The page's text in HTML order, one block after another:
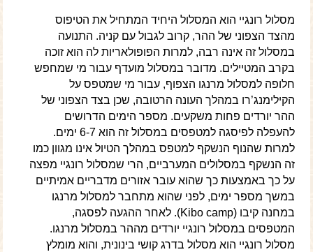
מסלול רונגיי הוא המסלול היחיד המתחיל את הטיפוס
מהצד הצפוני של ההר, קרוב לגבול עם קניה. התנועה
במסלול זה אינה רבה, למרות הפופולאריות לה הוא זוכה
בקרב המטיילים. מדובר במסלול מועדף עבור מי שמחפש
חלופה למסלול מרנגו הצפוף, עבור מי שמטפס על
הקילימנג’רו במהלך העונה הרטובה, שכן בצד הצפוני של
ההר יורדים פחות משקעים. מספר הימים הדרושים
להעפלה לפיסגה למטפסים במסלול זה הוא 6-7 ימים.
למרות שהנוף הנשקף למטפס במהלך הטיול אינו מגוון כמו
זה הנשקף במסלולים המערביים, הרי שמסלול רונגיי מפצה
על כך באמצעות כך שהוא עובר אזורים מדבריים אמיתיים
במשך מספר ימים, לפני שהוא מתחבר למסלול מרנגו
במחנה קיבו (Kibo camp). לאחר ההגעה לפסגה,
המטפסים במסלול רונגיי יורדים מההר במסלול מרנגו.
מסלול רונגיי הוא מסלול בדרג קושי בינונית, והוא מומלץ